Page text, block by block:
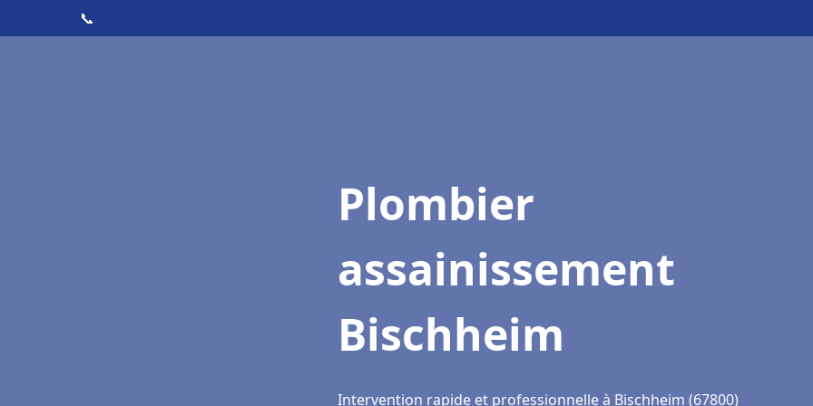
📞
Plombier
assainissement
Bischheim
Intervention rapide et professionnelle à Bischheim (67800)